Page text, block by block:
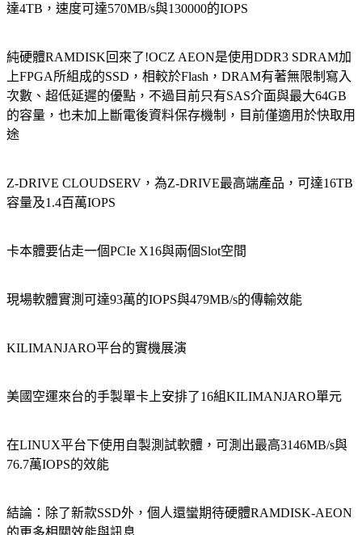
達4TB，速度可達570MB/s與130000的IOPS
純硬體RAMDISK回來了!OCZ AEON是使用DDR3 SDRAM加
上FPGA所組成的SSD，相較於Flash，DRAM有著無限制寫入
次數、超低延遲的優點，不過目前只有SAS介面與最大64GB
的容量，也未加上斷電後資料保存機制，目前僅適用於快取用
途
Z-DRIVE CLOUDSERV，為Z-DRIVE最高端產品，可達16TB
容量及1.4百萬IOPS
卡本體要佔走一個PCIe X16與兩個Slot空間
現場軟體實測可達93萬的IOPS與479MB/s的傳輸效能
KILIMANJARO平台的實機展演
美國空運來台的手製單卡上安排了16組KILIMANJARO單元
在LINUX平台下使用自製測試軟體，可測出最高3146MB/s與
76.7萬IOPS的效能
結論：除了新款SSD外，個人還蠻期待硬體RAMDISK-AEON
的更多相關效能與訊息